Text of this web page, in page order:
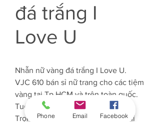
đá trắng I
Love U
Nhẫn nữ vàng đá trắng I Love U.
VJC 610 bán sỉ nữ trang cho các tiệm
vàng tại Tp.HCM và trên toàn quốc.
Tuổi Vàng: 61%
Trọng lượng Vàng: Khoảng 0.5 chỉ
Phone Email Facebook